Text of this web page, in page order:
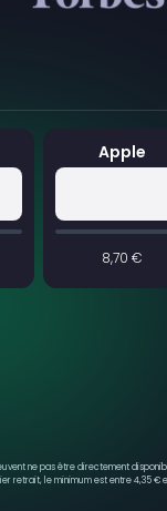
Apple
8,70 €
ne pas être directement
retrait, le minimum est entre 4,35 €